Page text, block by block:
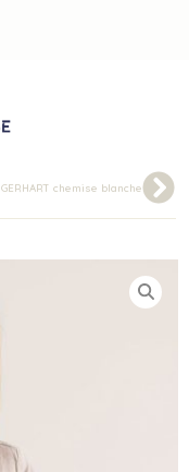
GERHART chemise blanche